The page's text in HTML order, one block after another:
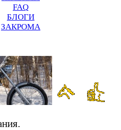
FAQ
БЛОГИ
ЗАКРОМА